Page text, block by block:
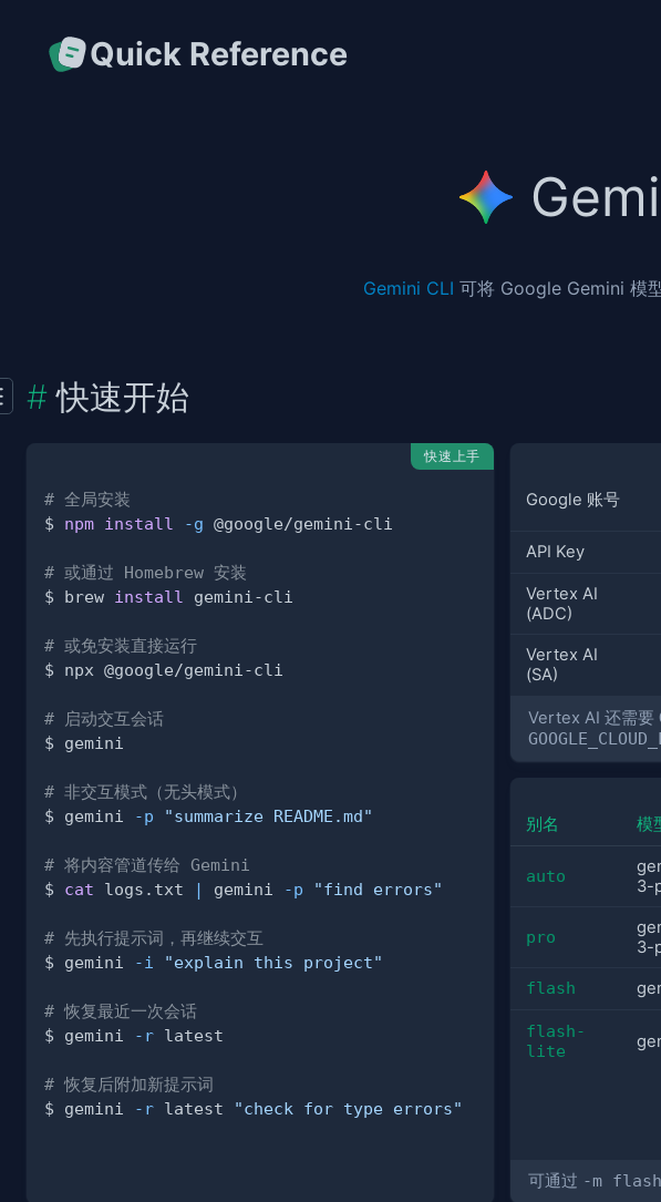
Quick Reference
Gemini CLI 可将 Google Gemini 模
快速开始
快速上手
# 全局安装
$ npm install -g
# 或通过 Homebrew 安装
$ brew install
# 或免安装直接运行
# 启动交互会话
# 非交互模式（无头模式）
$ gemini
-p "summarize README.md"
# 将内容管道传给 Gemini
$ cat logs.txt | gemini -p "find errors"
# 先执行提示词，再继续交互
$ gemini
-i "explain this project"
# 恢复最近一次会话
$ gemini
-r
# 恢复后附加新提示词
$ gemini
-r latest "check for type errors"
Google 账号
API Key
Vertex AI
(ADC)
Vertex AI
(SA)
Vertex AI 还需要
别名 模
auto
3-
pro
3-
flash
flash-
lite
可通过 -m flash